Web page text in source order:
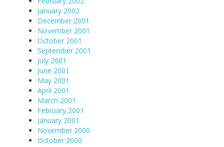
January 2002
December 2001
November 2001
October 2001
September 2001
July 2001
June 2001
May 2001
April 2001
March 2001
February 2001
January 2001
November 2000
October 2000